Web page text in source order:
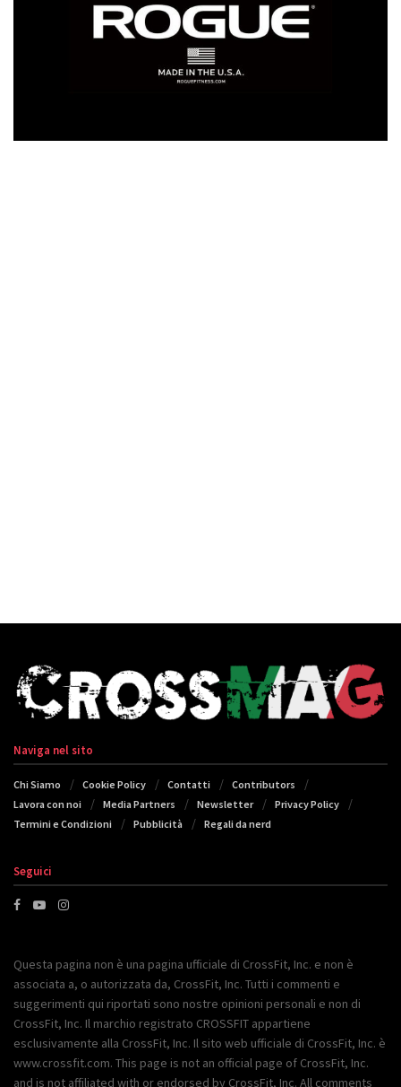
Naviga nel sito
Chi Siamo Cookie Policy Contatti
Contributors
Lavora con noi
Media Partners Newsletter
Privacy Policy
Termini e Condizioni
Pubblicità Regali da nerd
Seguici
Questa pagina non è una pagina ufficiale di CrossFit, Inc. e non è
associata a, o autorizzata da, CrossFit, Inc. Tutti i commenti e
suggerimenti qui riportati sono nostre opinioni personali e non di
CrossFit, Inc. Il marchio registrato CROSSFIT appartiene
esclusivamente alla CrossFit, Inc. Il sito web ufficiale di CrossFit, Inc. è
www.crossfit.com. This page is not an official page of CrossFit, Inc.
and is not affiliated with or endorsed by CrossFit, Inc. All comments